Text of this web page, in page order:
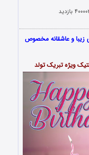
بازدید
و عاشقانه مخصوص
ویژه تبریک تولد